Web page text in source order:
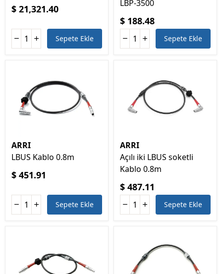
$ 21,321.40
Sepete Ekle
LBP-3500
$ 188.48
Sepete Ekle
ARRI
LBUS Kablo 0.8m
$ 451.91
Sepete Ekle
ARRI
Açılı iki LBUS soketli
Kablo 0.8m
$ 487.11
Sepete Ekle